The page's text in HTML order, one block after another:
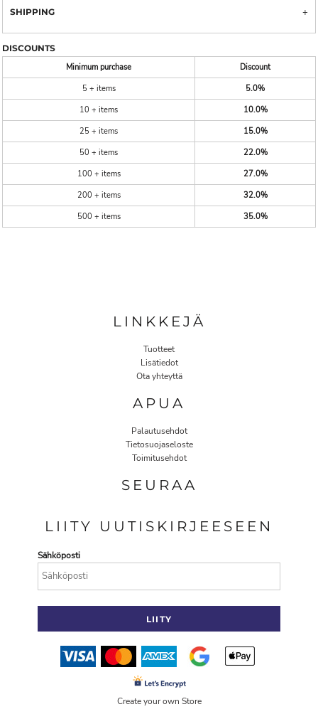
SHIPPING
DISCOUNTS
Minimum purchase
Discount
5 + items
5.0%
10 + items
10.0%
25 + items
15.0%
50 + items
22.0%
100 + items
27.0%
200 + items
32.0%
500 + items
35.0%
LINKKEJÄ
Tuotteet
Lisätiedot
Ota yhteyttä
APUA
Palautusehdot
Tietosuojaseloste
Toimitusehdot
SEURAA
LIITY UUTISKIRJEESEEN
Sähköposti
LIITY
Create your own Store